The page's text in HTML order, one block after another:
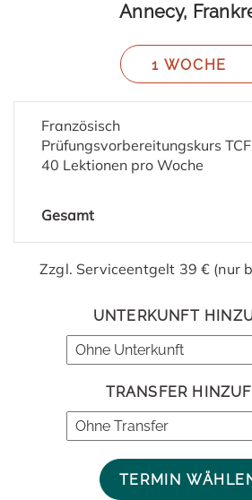
Annecy,
Französisch
Prüfungsvorbereitungskurs TCF
40 Lektionen pro Woche
Gesamt
Zzgl. Serviceentgelt 39 € (nur
UNTERKUNFT
TRANSFER
TERMIN